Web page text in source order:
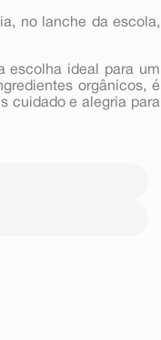
no lanche da escola,
escolha ideal para um
orgânicos, é
cuidado e alegria para